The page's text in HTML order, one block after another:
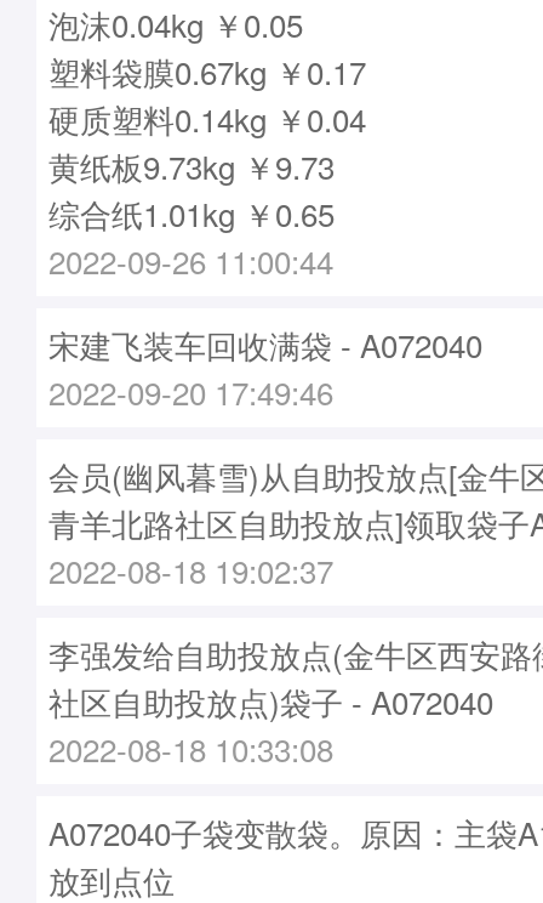
泡沫0.04kg ￥0.05
塑料袋膜0.67kg ￥0.17
硬质塑料0.14kg ￥0.04
黄纸板9.73kg ￥9.73
综合纸1.01kg ￥0.65
2022-09-26 11:00:44
宋建飞装车回收满袋 - A072040
2022-09-20 17:49:46
会员(幽风暮雪)从自助投放点[金牛
青羊北路社区自助投放点]领取袋子
2022-08-18 19:02:37
李强发给自助投放点(金牛区西安
社区自助投放点)袋子 - A072040
2022-08-18 10:33:08
A072040子袋变散袋。原因：主袋
放到点位